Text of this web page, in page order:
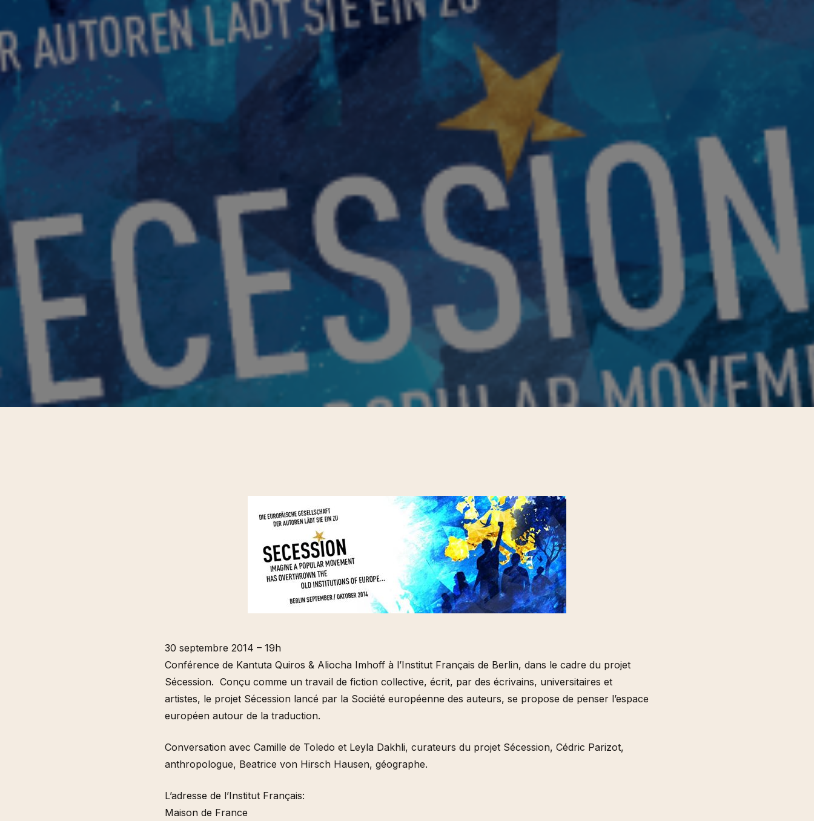
30 septembre 2014 – 19h
Conférence de Kantuta Quiros & Aliocha Imhoff à l’Institut Français de Berlin, dans le cadre du projet
Sécession. Conçu comme un travail de fiction collective, écrit, par des écrivains, universitaires et
artistes, le projet Sécession lancé par la Société européenne des auteurs, se propose de penser l’espace
européen autour de la traduction.
Conversation avec Camille de Toledo et Leyla Dakhli, curateurs du projet Sécession, Cédric Parizot,
anthropologue, Beatrice von Hirsch Hausen, géographe.
L’adresse de l’Institut Français:
Maison de France